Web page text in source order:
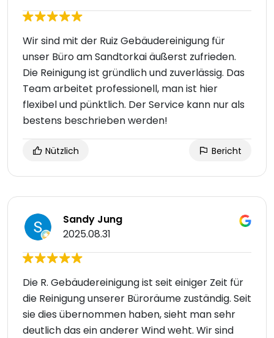
Wir sind mit der Ruiz Gebäudereinigung für
unser Büro am Sandtorkai äußerst zufrieden.
Die Reinigung ist gründlich und zuverlässig. Das
Team arbeitet professionell, man ist hier
flexibel und pünktlich. Der Service kann nur als
bestens beschrieben werden!
Nützlich Bericht
Sandy Jung
2025.08.31
Die R. Gebäudereinigung ist seit einiger Zeit für
die Reinigung unserer Büroräume zuständig. Seit
sie dies übernommen haben, sieht man sehr
deutlich das ein anderer Wind weht. Wir sind